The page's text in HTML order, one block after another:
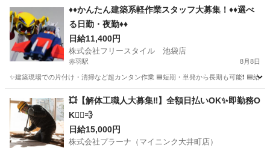
高田馬場駅 建築 スタッフ
♦️♦️かんたん建築系軽作業スタッフ大募集！♦️♦️選べ
る日勤・夜勤♦️♦️
日給11,400円
株式会社フリースタイル 池袋店
赤羽駅 8月8日
✨建築現場での片付け・清掃など超カンタン作業 🟦短期・単発から長期も可能❗ 🟦給
赤羽駅 建築 建築現場
💥【解体工職人大募集‼】全額日払いOK✨即勤務O
K🏃‍♂️💨
日給15,000円
株式会社プラーナ（マイニンク大井町店）